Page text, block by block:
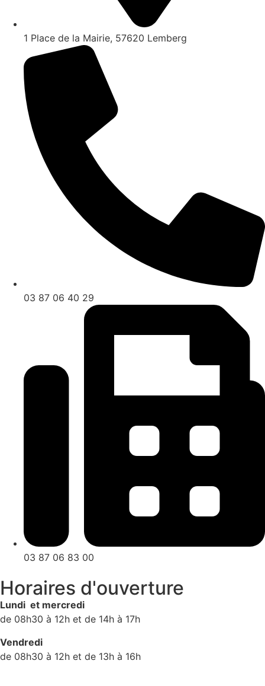
1 Place de la Mairie, 57620 Lemberg
03 87 06 40 29
03 87 06 83 00
Horaires d'ouverture
Lundi et mercredi
de 08h30 à 12h et de 14h à 17h
Vendredi
de 08h30 à 12h et de 13h à 16h